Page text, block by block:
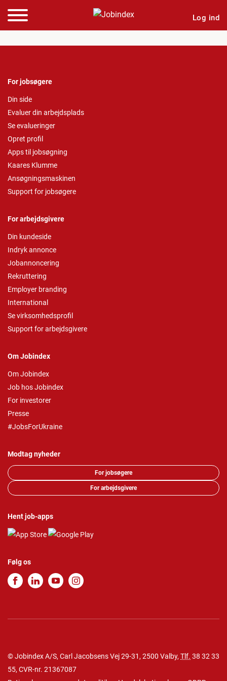
Log ind
For jobsøgere
Din side
Evaluer din arbejdsplads
Se evalueringer
Opret profil
Apps til jobsøgning
Kaares Klumme
Ansøgningsmaskinen
Support for jobsøgere
For arbejdsgivere
Din kundeside
Indryk annonce
Jobannoncering
Rekruttering
Employer branding
International
Se virksomhedsprofil
Support for arbejdsgivere
Om Jobindex
Om Jobindex
Job hos Jobindex
For investorer
Presse
#JobsForUkraine
Modtag nyheder
For jobsøgere
For arbejdsgivere
Hent job-apps
Følg os
© Jobindex A/S, Carl Jacobsens Vej 29-31, 2500 Valby, Tlf. 38 32 33
55, CVR-nr. 21367087